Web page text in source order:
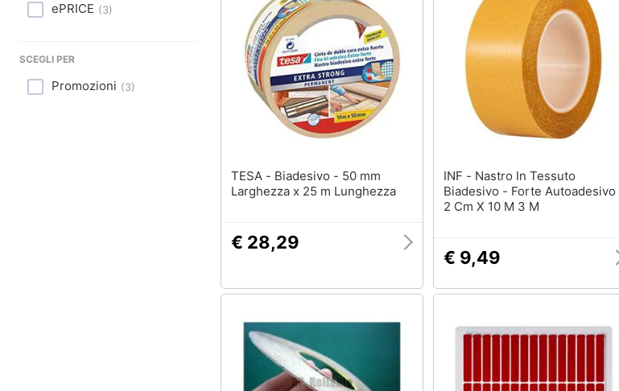
Abbigliamento
Sport
ePRICE (3)
SCEGLI PER
Promozioni (3)
TESA - Biadesivo - 50 mm
Larghezza x 25 m Lunghezza
€ 28,29
INF - Nastro In Tessuto
Biadesivo - Forte Autoadesivo
2 Cm X 10 M 3 M
€ 9,49